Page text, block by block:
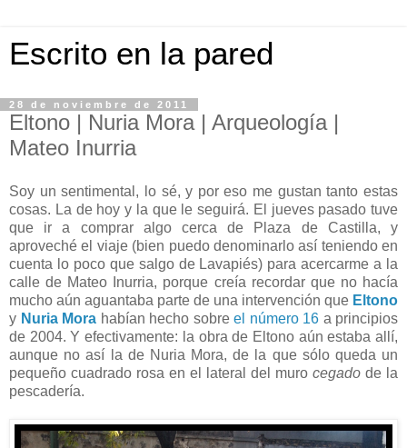
Escrito en la pared
28 de noviembre de 2011
Eltono | Nuria Mora | Arqueología |
Mateo Inurria
Soy un sentimental, lo sé, y por eso me gustan tanto estas
cosas. La de hoy y la que le seguirá. El jueves pasado tuve
que ir a comprar algo cerca de Plaza de Castilla, y
aproveché el viaje (bien puedo denominarlo así teniendo en
cuenta lo poco que salgo de Lavapiés) para acercarme a la
calle de Mateo Inurria, porque creía recordar que no hacía
mucho aún aguantaba parte de una intervención que Eltono
y Nuria Mora habían hecho sobre el número 16 a principios
de 2004. Y efectivamente: la obra de Eltono aún estaba allí,
aunque no así la de Nuria Mora, de la que sólo queda un
pequeño cuadrado rosa en el lateral del muro cegado de la
pescadería.